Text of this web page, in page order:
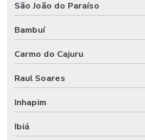
Timer de chuveiro com pix
Timer para ducha de praia
Valor para higienização
São João do Paraíso
Bambuí
Carmo do Cajuru
Raul Soares
Inhapim
Ibiá